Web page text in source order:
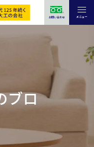
お問い合わせ メニュー
ブロ